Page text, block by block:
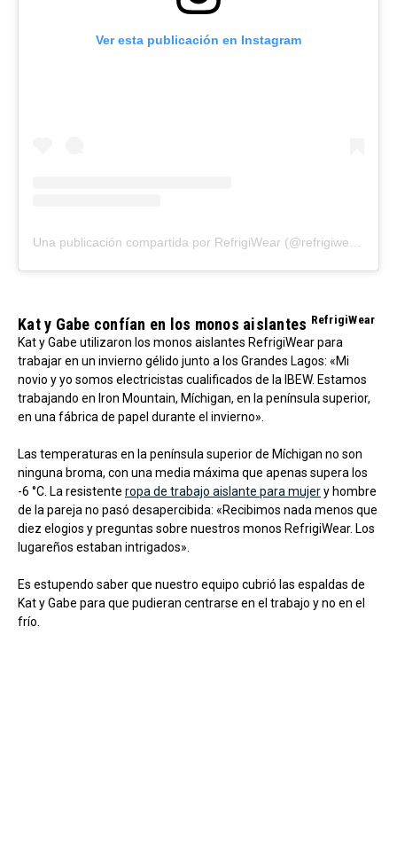
Ver esta publicación en Instagram
Kat y Gabe confían en los monos aislantes RefrigiWear
Kat y Gabe utilizaron los monos aislantes RefrigiWear para
trabajar en un invierno gélido junto a los Grandes Lagos: «Mi
novio y yo somos electricistas cualificados de la IBEW. Estamos
trabajando en Iron Mountain, Míchigan, en la península superior,
en una fábrica de papel durante el invierno».
Las temperaturas en la península superior de Míchigan no son
ninguna broma, con una media máxima que apenas supera los
-6 °C. La resistente ropa de trabajo aislante para mujery hombre
de la pareja no pasó desapercibida: «Recibimos nada menos que
diez elogios y preguntas sobre nuestros monos RefrigiWear. Los
lugareños estaban intrigados».
Es estupendo saber que nuestro equipo cubrió las espaldas de
Kat y Gabe para que pudieran centrarse en el trabajo y no en el
frío.